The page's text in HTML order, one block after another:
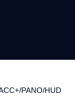
PANO/HUD